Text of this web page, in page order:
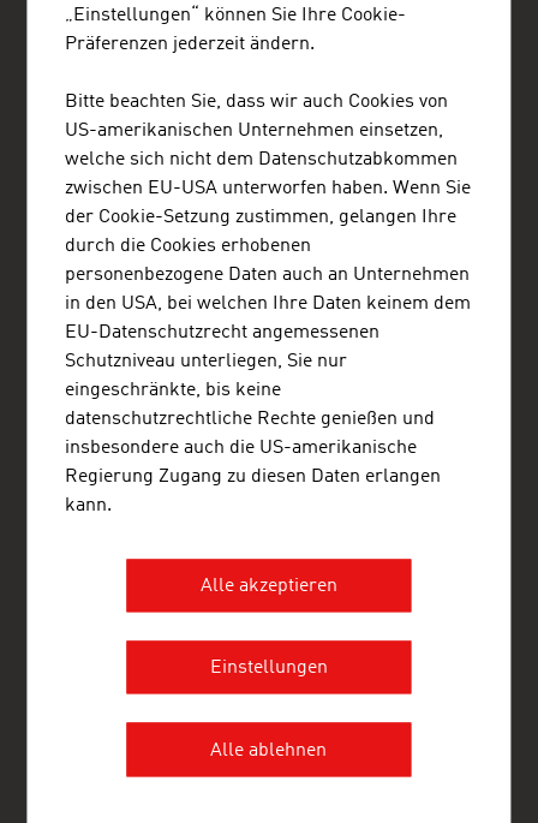
ADVANTAGE AUSTRIA
Austrian Consulate General - Commercial Section
10th Floor, 1 York Street
2000 Sydney NSW
Australien
+61 2 9247 8581
+61 2 9251 1038
sydney@advantageaustria.org
Folgen Sie uns auf Twitter
Facebook
LinkedIn
www.advantageaustria.org/au
Gewinnen Sie exklusive Einblicke in verschiedene
Branchen und Unternehmen der österreichischen
ADVANTAGE AUSTRIA – WELTWEIT FÜR SIE DA
Unternehmen und deren internationalen Geschäftspartnern ein
umfangreiches Serviceangebot. Insgesamt rund 800 Mitarbeiter
„Einstellungen“ können Sie Ihre Cookie-
Präferenzen jederzeit ändern.
Bitte beachten Sie, dass wir auch Cookies von
US-amerikanischen Unternehmen einsetzen,
welche sich nicht dem Datenschutzabkommen
zwischen EU-USA unterworfen haben. Wenn Sie
der Cookie-Setzung zustimmen, gelangen Ihre
durch die Cookies erhobenen
personenbezogene Daten auch an Unternehmen
in den USA, bei welchen Ihre Daten keinem dem
EU-Datenschutzrecht angemessenen
Schutzniveau unterliegen, Sie nur
eingeschränkte, bis keine
datenschutzrechtliche Rechte genießen und
insbesondere auch die US-amerikanische
Regierung Zugang zu diesen Daten erlangen
kann.
Alle akzeptieren
Einstellungen
Alle ablehnen